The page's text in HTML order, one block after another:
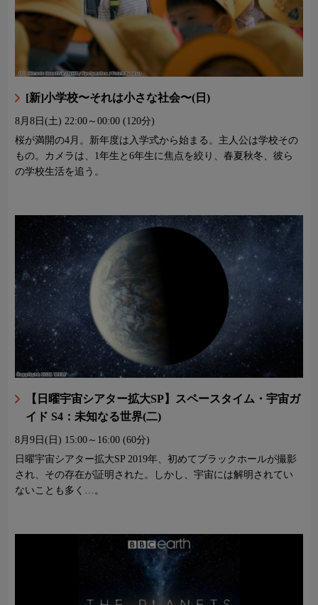
[新]小学校〜それは小さな社会〜(日)
8月8日(土)22:00～00:00 (120分)
桜が満開の4月。新年度は入学式から始まる。主人公は学校その
もの。カメラは、1年生と6年生に焦点を絞り、春夏秋冬、彼ら
の学校生活を追う。
【日曜宇宙シアター拡大SP】スペースタイム・宇宙ガ
イド S4：未知なる世界(二)
8月9日(日) 15:00～16:00 (60分)
日曜宇宙シアター拡大SP 2019年、初めてブラックホールが撮影
され、その存在が証明された。しかし、宇宙には解明されてい
ないことも多く…。